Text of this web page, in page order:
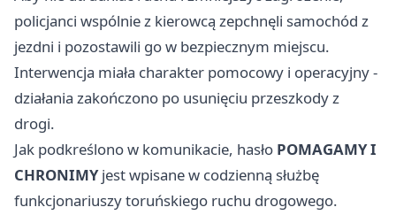
policjanci wspólnie z kierowcą zepchnęli samochód z
jezdni i pozostawili go w bezpiecznym miejscu.
Interwencja miała charakter pomocowy i operacyjny -
działania zakończono po usunięciu przeszkody z
drogi.
Jak podkreślono w komunikacie, hasło POMAGAMY I
CHRONIMYjest wpisane w codzienną służbę
funkcjonariuszy toruńskiego ruchu drogowego.